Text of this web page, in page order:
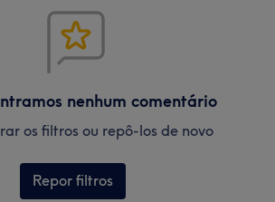
nenhum comentário
os filtros ou repô-los de novo
Repor filtros